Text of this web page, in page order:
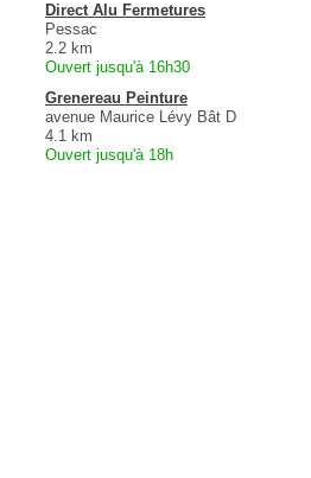
Direct Alu Fermetures
Pessac
2.2 km
Ouvert jusqu'à 16h30
Grenereau Peinture
avenue Maurice Lévy Bât D
4.1 km
Ouvert jusqu'à 18h